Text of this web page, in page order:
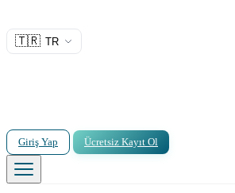
🇹🇷 TR
Giriş Yap Ücretsiz Kayıt Ol